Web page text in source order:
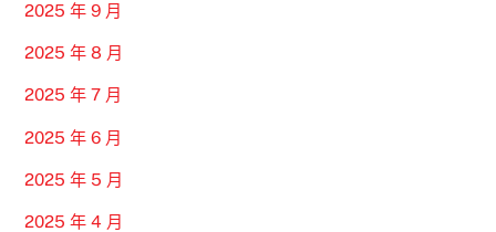
2025 年 9 月
2025 年 8 月
2025 年 7 月
2025 年 6 月
2025 年 5 月
2025 年 4 月